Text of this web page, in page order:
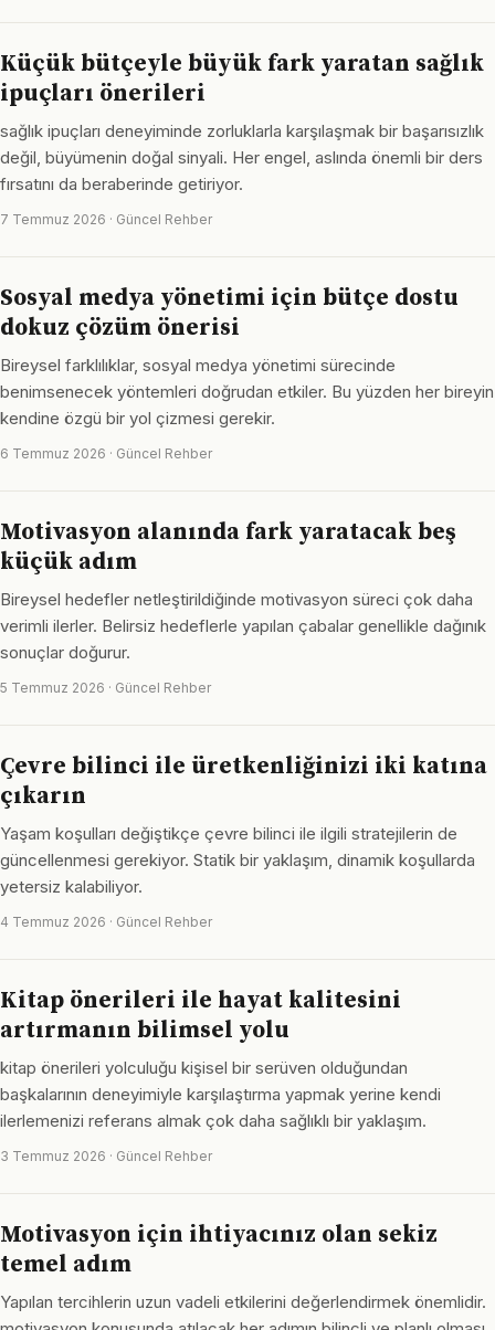
Küçük bütçeyle büyük fark yaratan sağlık
ipuçları önerileri
sağlık ipuçları deneyiminde zorluklarla karşılaşmak bir başarısızlık
değil, büyümenin doğal sinyali. Her engel, aslında önemli bir ders
fırsatını da beraberinde getiriyor.
7 Temmuz 2026 · Güncel Rehber
Sosyal medya yönetimi için bütçe dostu
dokuz çözüm önerisi
Bireysel farklılıklar, sosyal medya yönetimi sürecinde
benimsenecek yöntemleri doğrudan etkiler. Bu yüzden her bireyin
kendine özgü bir yol çizmesi gerekir.
6 Temmuz 2026 · Güncel Rehber
Motivasyon alanında fark yaratacak beş
küçük adım
Bireysel hedefler netleştirildiğinde motivasyon süreci çok daha
verimli ilerler. Belirsiz hedeflerle yapılan çabalar genellikle dağınık
sonuçlar doğurur.
5 Temmuz 2026 · Güncel Rehber
Çevre bilinci ile üretkenliğinizi iki katına
çıkarın
Yaşam koşulları değiştikçe çevre bilinci ile ilgili stratejilerin de
güncellenmesi gerekiyor. Statik bir yaklaşım, dinamik koşullarda
yetersiz kalabiliyor.
4 Temmuz 2026 · Güncel Rehber
Kitap önerileri ile hayat kalitesini
artırmanın bilimsel yolu
kitap önerileri yolculuğu kişisel bir serüven olduğundan
başkalarının deneyimiyle karşılaştırma yapmak yerine kendi
ilerlemenizi referans almak çok daha sağlıklı bir yaklaşım.
3 Temmuz 2026 · Güncel Rehber
Motivasyon için ihtiyacınız olan sekiz
temel adım
Yapılan tercihlerin uzun vadeli etkilerini değerlendirmek önemlidir.